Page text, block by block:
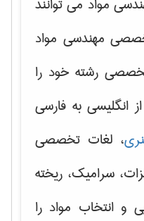
مهندسی مواد
رشته خود را
انگلیسی به فارسی
، لغات تخصصی
سرامیک، ریخته
و انتخاب مواد را